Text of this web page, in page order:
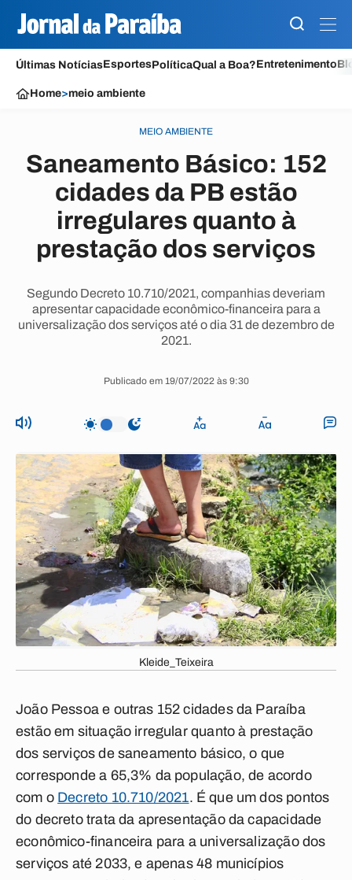
Últimas NotíciasEsportesPolíticaQual a Boa?Entretenimento
Home>meio ambiente
MEIO AMBIENTE
Saneamento Básico: 152
cidades da PB estão
irregulares quanto à
prestação dos serviços
Segundo Decreto 10.710/2021, companhias deveriam
apresentar capacidade econômico-financeira para a
universalização dos serviços até o dia 31 de dezembro de
2021.
Publicado em 19/07/2022 às 9:30
Kleide_Teixeira
João Pessoa e outras 152 cidades da Paraíba
estão em situação irregular quanto à prestação
dos serviços de saneamento básico, o que
corresponde a 65,3% da população, de acordo
com o Decreto 10.710/2021. É que um dos pontos
do decreto trata da apresentação da capacidade
econômico-financeira para a universalização dos
serviços até 2033, e apenas 48 municípios